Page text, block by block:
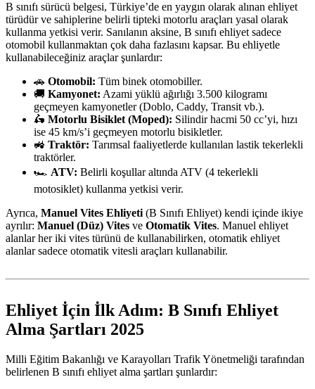
B sınıfı sürücü belgesi, Türkiye’de en yaygın olarak alınan ehliyet
türüdür ve sahiplerine belirli tipteki motorlu araçları yasal olarak
kullanma yetkisi verir. Sanılanın aksine, B sınıfı ehliyet sadece
otomobil kullanmaktan çok daha fazlasını kapsar. Bu ehliyetle
kullanabileceğiniz araçlar şunlardır:
🚗 Otomobil: Tüm binek otomobiller.
🚚 Kamyonet: Azami yüklü ağırlığı 3.500 kilogramı
geçmeyen kamyonetler (Doblo, Caddy, Transit vb.).
🛵 Motorlu Bisiklet (Moped): Silindir hacmi 50 cc’yi, hızı
ise 45 km/s’i geçmeyen motorlu bisikletler.
🚜 Traktör: Tarımsal faaliyetlerde kullanılan lastik tekerlekli
traktörler.
🏎️ ATV: Belirli koşullar altında ATV (4 tekerlekli
motosiklet) kullanma yetkisi verir.
Ayrıca, Manuel Vites Ehliyeti (B Sınıfı Ehliyet) kendi içinde ikiye
ayrılır: Manuel (Düz) Vites ve Otomatik Vites. Manuel ehliyet
alanlar her iki vites türünü de kullanabilirken, otomatik ehliyet
alanlar sadece otomatik vitesli araçları kullanabilir.
Ehliyet İçin İlk Adım: B Sınıfı Ehliyet
Alma Şartları 2025
Milli Eğitim Bakanlığı ve Karayolları Trafik Yönetmeliği tarafından
belirlenen B sınıfı ehliyet alma şartları şunlardır: